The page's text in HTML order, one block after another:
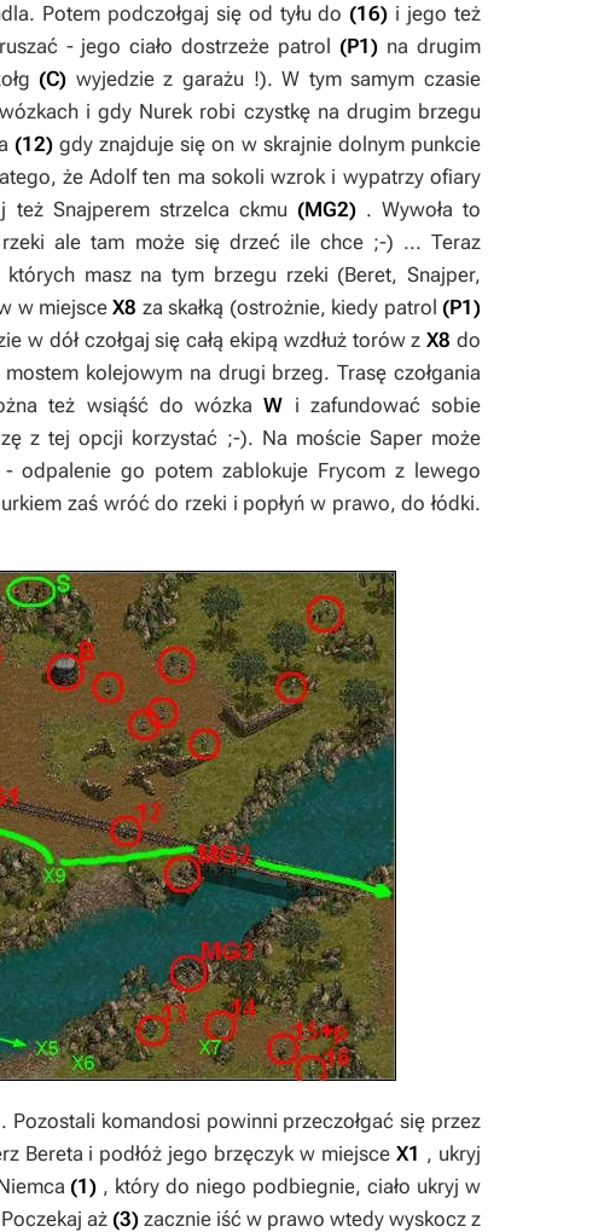
Potem podczołgaj się od tyłu do (16) i jego też
- jego ciało dostrzeże patrol (P1) na drugim
(C) wyjedzie z garażu !). W tym samym czasie
i gdy Nurekrobi czystkę na drugim brzegu
(12) gdy znajduje się on w skrajnie dolnym punkcie
że Adolf ten ma sokoli wzrok i wypatrzy ofiary
też Snajperemstrzelca ckmu (MG2) . Wywoła to
ale tam może się drzeć ile chce ;-) ... Teraz
których masz na tym brzegu rzeki (Beret, Snajper,
w miejsceX8 za skałką (ostrożnie, kiedy patrol (P1)
w dół czołgaj się całą ekipą wzdłuż torów zX8 do
kolejowym na drugi brzeg. Trasę czołgania
też wsiąść do wózkaW i zafundować sobie
z tej opcji korzystać ;-). Na moście Sapermoże
odpalenie go potem zablokuje Frycom z lewego
zaś wróć do rzeki i popłyń w prawo, do łódki.
. Pozostali komandosi powinni przeczołgać się przez
Bereta i podłóż jego brzęczyk w miejsceX1 , ukryj
(1) , który do niego podbiegnie, ciało ukryj w
aż (3) zacznie iść w prawo wtedy wyskocz z